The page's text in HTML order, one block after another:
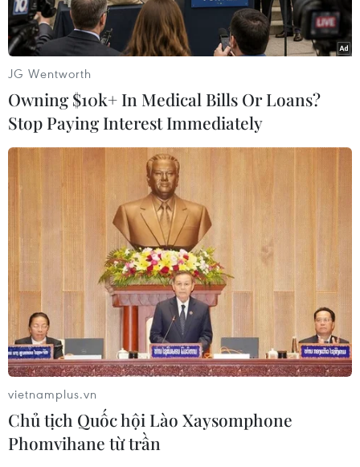
Được làm từ năm 1981, bức tranh gốm còn tương đối nguyên
vẹn nhưng đã bị người dân chiếm dụng không gian xung
quanh. (Ảnh: Lâm Khánh/TTXVN)
JG Wentworth
Owning $10k+ In Medical Bills Or Loans?
Stop Paying Interest Immediately
vietnamplus.vn
Chủ tịch Quốc hội Lào Xaysomphone
Phomvihane từ trần